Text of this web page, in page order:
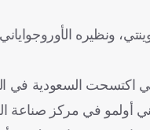
ونظيره الأوروجواياني
اكتسحت السعودية في
أولمو في مركز صناعة